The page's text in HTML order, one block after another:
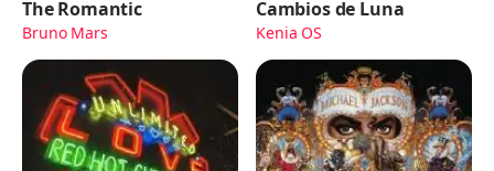
The Romantic
Bruno Mars
Cambios de Luna
Kenia OS